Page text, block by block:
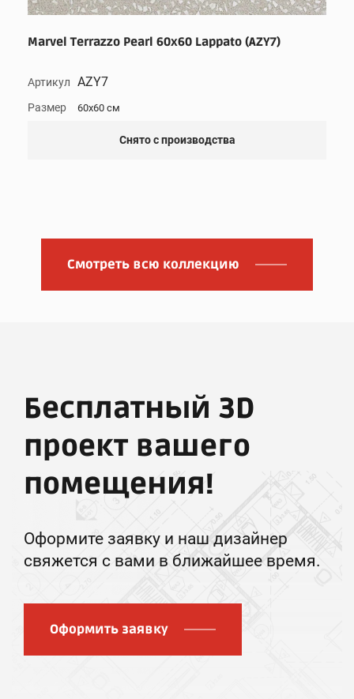
Marvel Terrazzo Pearl 60x60 Lappato (AZY7)
Артикул AZY7
Размер 60x60 см
Снято с производства
Смотреть всю коллекцию
Бесплатный 3D
проект вашего
помещения!
Оформите заявку и наш дизайнер
свяжется с вами в ближайшее время.
Оформить заявку